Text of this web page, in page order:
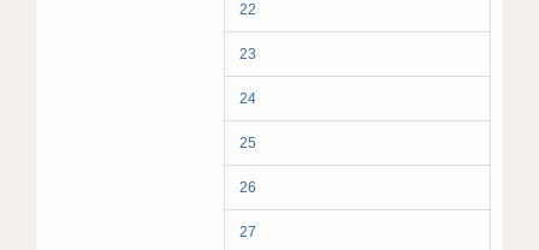
22
23
24
25
26
27